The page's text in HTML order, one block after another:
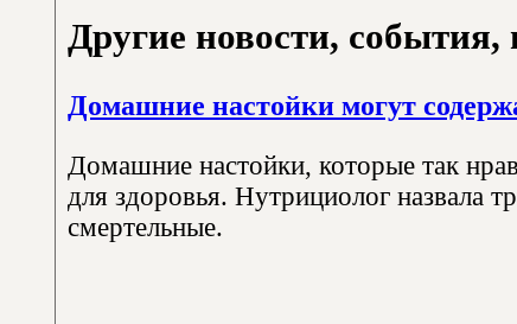
Другие новости, события,
Домашние настойки могут
Домашние настойки, которые так
для здоровья. Нутрициолог назвала
смертельные.